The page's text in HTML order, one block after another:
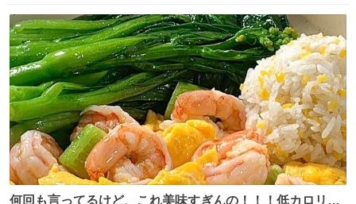
ト
数
数
何回も言ってるけど、これ美味すぎんの！！！低カロリー